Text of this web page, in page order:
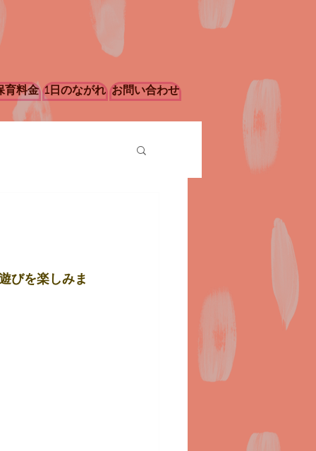
育料金 1日のながれ お問い合わせ
びを楽しみま